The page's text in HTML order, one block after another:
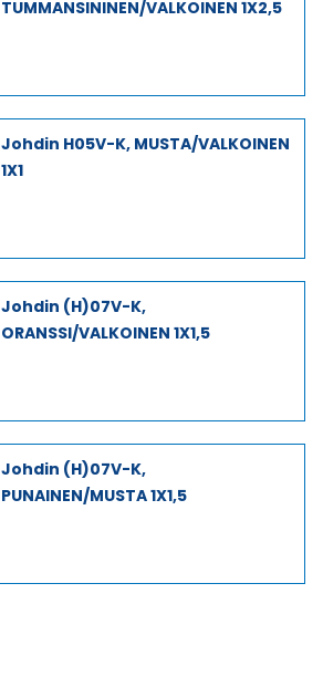
TUMMANSININEN/VALKOINEN 1X2,5
Johdin H05V-K, MUSTA/VALKOINEN
1X1
Johdin (H)07V-K,
ORANSSI/VALKOINEN 1X1,5
Johdin (H)07V-K,
PUNAINEN/MUSTA 1X1,5